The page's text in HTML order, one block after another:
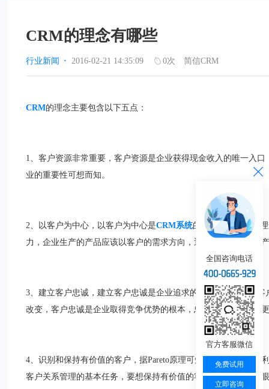
CRM的理念有哪些
行业新闻 · 2016-02-21 14:35:09 0次 简信CRM
CRM的理念主要包含以下五点：
1、客户资源非常重要，客户资源是企业获得现金收入的唯一入
业的重要性可想而知。
2、以客户为中心，以客户为中心是CRM系统的最高原则和核心
力，企业生产的产品应该以客户的需求方向，迎合客户的需求生
3、建立客户忠诚，建立客户忠诚是企业追求的最根本的目标，
改变，客户忠诚是企业取得竞争优势的根本，忠诚的客户会购买
4、识别和保持有价值的客户，据Pareto原理可知一个企业大部
客户关系管理的基本任务，要想保持有价值的客户必须用发展的
全国咨询电话
官方客服微信
免费试用
立即咨询